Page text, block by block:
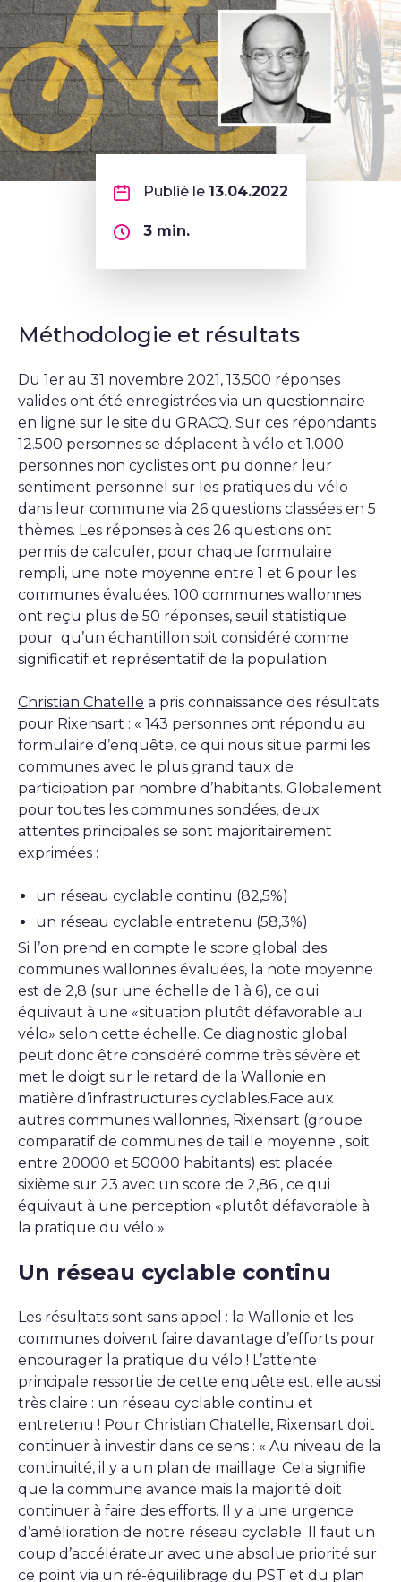
Publié le 13.04.2022
3min.
Méthodologie et résultats
Du 1er au 31 novembre 2021, 13.500 réponses
valides ont été enregistrées via un questionnaire
en ligne sur le site du GRACQ. Sur ces répondants
12.500 personnes se déplacent à vélo et 1.000
personnes non cyclistes ont pu donner leur
sentiment personnel sur les pratiques du vélo
dans leur commune via 26 questions classées en 5
thèmes. Les réponses à ces 26 questions ont
permis de calculer, pour chaque formulaire
rempli, une note moyenne entre 1 et 6 pour les
communes évaluées. 100 communes wallonnes
ont reçu plus de 50 réponses, seuil statistique
pour qu’un échantillon soit considéré comme
significatif et représentatif de la population.
Christian Chatelle a pris connaissance des résultats
pour Rixensart : « 143 personnes ont répondu au
formulaire d’enquête, ce qui nous situe parmi les
communes avec le plus grand taux de
participation par nombre d’habitants. Globalement
pour toutes les communes sondées, deux
attentes principales se sont majoritairement
exprimées :
un réseau cyclable continu (82,5%)
un réseau cyclable entretenu (58,3%)
Si l’on prend en compte le score global des
communes wallonnes évaluées, la note moyenne
est de 2,8 (sur une échelle de 1 à 6), ce qui
équivaut à une «situation plutôt défavorable au
vélo» selon cette échelle. Ce diagnostic global
peut donc être considéré comme très sévère et
met le doigt sur le retard de la Wallonie en
matière d’infrastructures cyclables.Face aux
autres communes wallonnes, Rixensart (groupe
comparatif de communes de taille moyenne , soit
entre 20000 et 50000 habitants) est placée
sixième sur 23 avec un score de 2,86 , ce qui
équivaut à une perception «plutôt défavorable à
la pratique du vélo ».
Un réseau cyclable continu
Les résultats sont sans appel : la Wallonie et les
communes doivent faire davantage d’efforts pour
encourager la pratique du vélo ! L’attente
principale ressortie de cette enquête est, elle aussi
très claire : un réseau cyclable continu et
entretenu ! Pour Christian Chatelle, Rixensart doit
continuer à investir dans ce sens : « Au niveau de la
continuité, il y a un plan de maillage. Cela signifie
que la commune avance mais la majorité doit
continuer à faire des efforts. Il y a une urgence
d’amélioration de notre réseau cyclable. Il faut un
coup d’accélérateur avec une absolue priorité sur
ce point via un ré-équilibrage du PST et du plan